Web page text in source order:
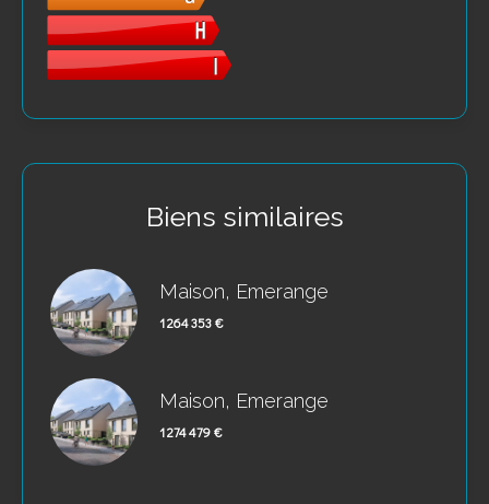
Biens similaires
Maison, Emerange
1 264 353 €
Maison, Emerange
1 274 479 €